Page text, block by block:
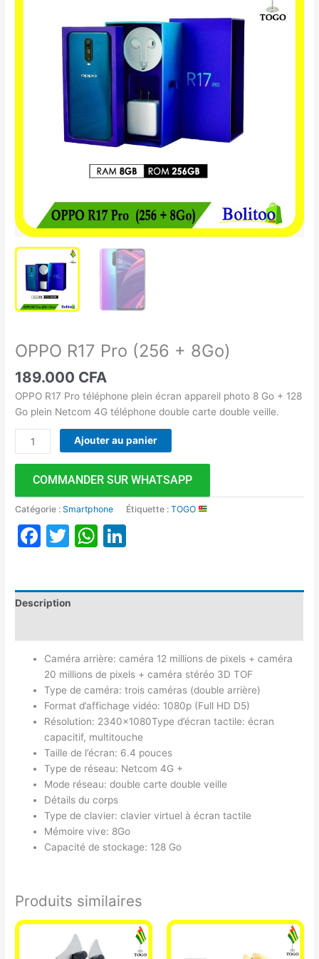
OPPO R17 Pro (256 + 8Go)
189.000 CFA
OPPO R17 Pro téléphone plein écran appareil photo 8 Go + 128
Go plein Netcom 4G téléphone double carte double veille.
Ajouter au panier
COMMANDER SUR WHATSAPP
Catégorie :Smartphone Étiquette :TOGO
Facebook
TwitterWhatsApp
Description
Caméra arrière: caméra 12 millions de pixels + caméra
20 millions de pixels + caméra stéréo 3D TOF
Type de caméra: trois caméras (double arrière)
Format d’affichage vidéo: 1080p (Full HD D5)
Résolution: 2340x1080Type d’écran tactile: écran
capacitif, multitouche
Taille de l’écran: 6.4 pouces
Type de réseau: Netcom 4G +
Mode réseau: double carte double veille
Détails du corps
Type de clavier: clavier virtuel à écran tactile
Mémoire vive: 8Go
Capacité de stockage: 128 Go
Produits similaires